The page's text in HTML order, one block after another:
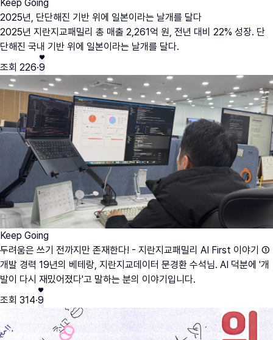
Keep Going
2025년, 단단해진 기반 위에 일본이라는 날개를 달다
2025년 지란지교패밀리 총 매출 2,261억 원, 전년 대비 22% 성장. 단
단해진 국내 기반 위에 일본이라는 날개를 달다.
조회 226·9
Keep Going
두려움은 쓰기 전까지만 존재한다! - 지란지교패밀리 AI First 이야기 ①
개발 경력 19년의 베테랑, 지란지교데이터 문경환 수석님. AI 덕분에 '개
발이 다시 재밌어졌다'고 말하는 분의 이야기입니다.
조회 314·9